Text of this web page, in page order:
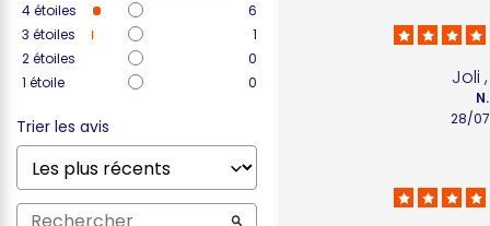
4étoiles
6
3 étoiles
1
2étoiles
0
1 étoile 0
Trier les avis
Joli
28/